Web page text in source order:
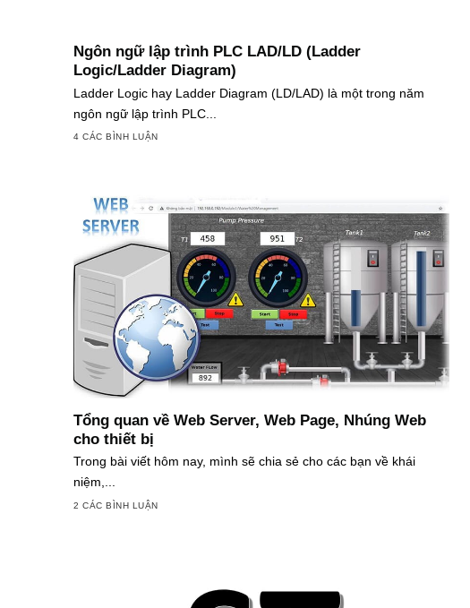
Ngôn ngữ lập trình PLC LAD/LD (Ladder
Logic/Ladder Diagram)
Ladder Logic hay Ladder Diagram (LD/LAD) là một trong năm
ngôn ngữ lập trình PLC...
4 CÁC BÌNH LUẬN
Tổng quan về Web Server, Web Page, Nhúng Web
cho thiết bị
Trong bài viết hôm nay, mình sẽ chia sẻ cho các bạn về khái
niệm,...
2 CÁC BÌNH LUẬN